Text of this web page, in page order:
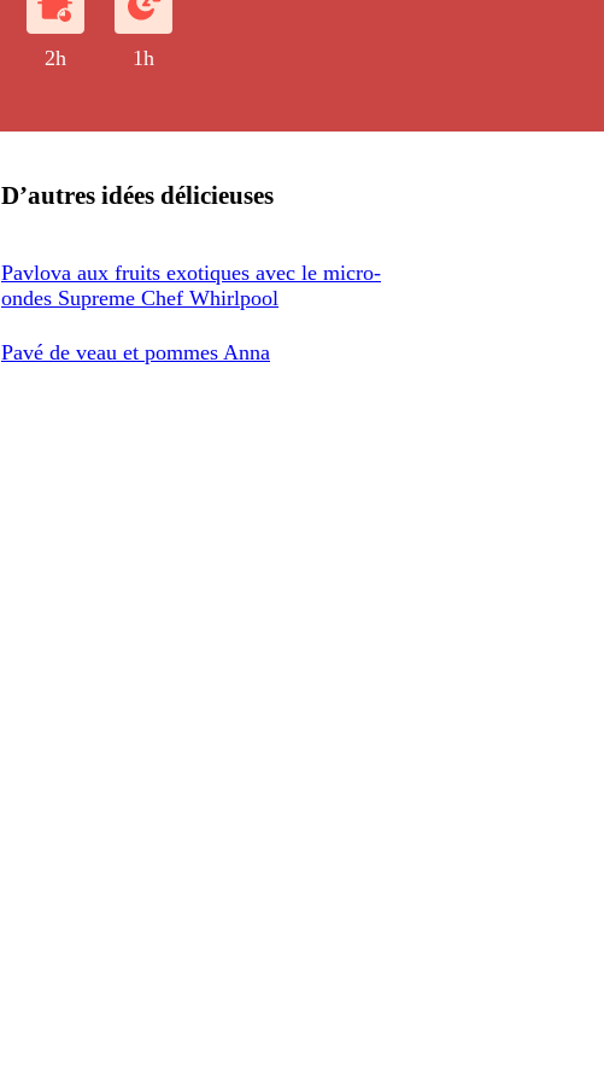
2h 1h
D’autres idées délicieuses
Pavlova aux fruits exotiques avec le micro-
ondes Supreme Chef Whirlpool
Pavé de veau et pommes Anna